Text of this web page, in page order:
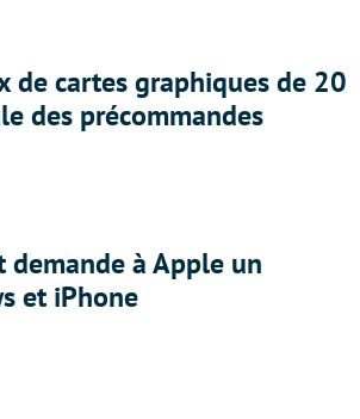
de cartes graphiques de 20
des précommandes
demande à Apple un
et iPhone